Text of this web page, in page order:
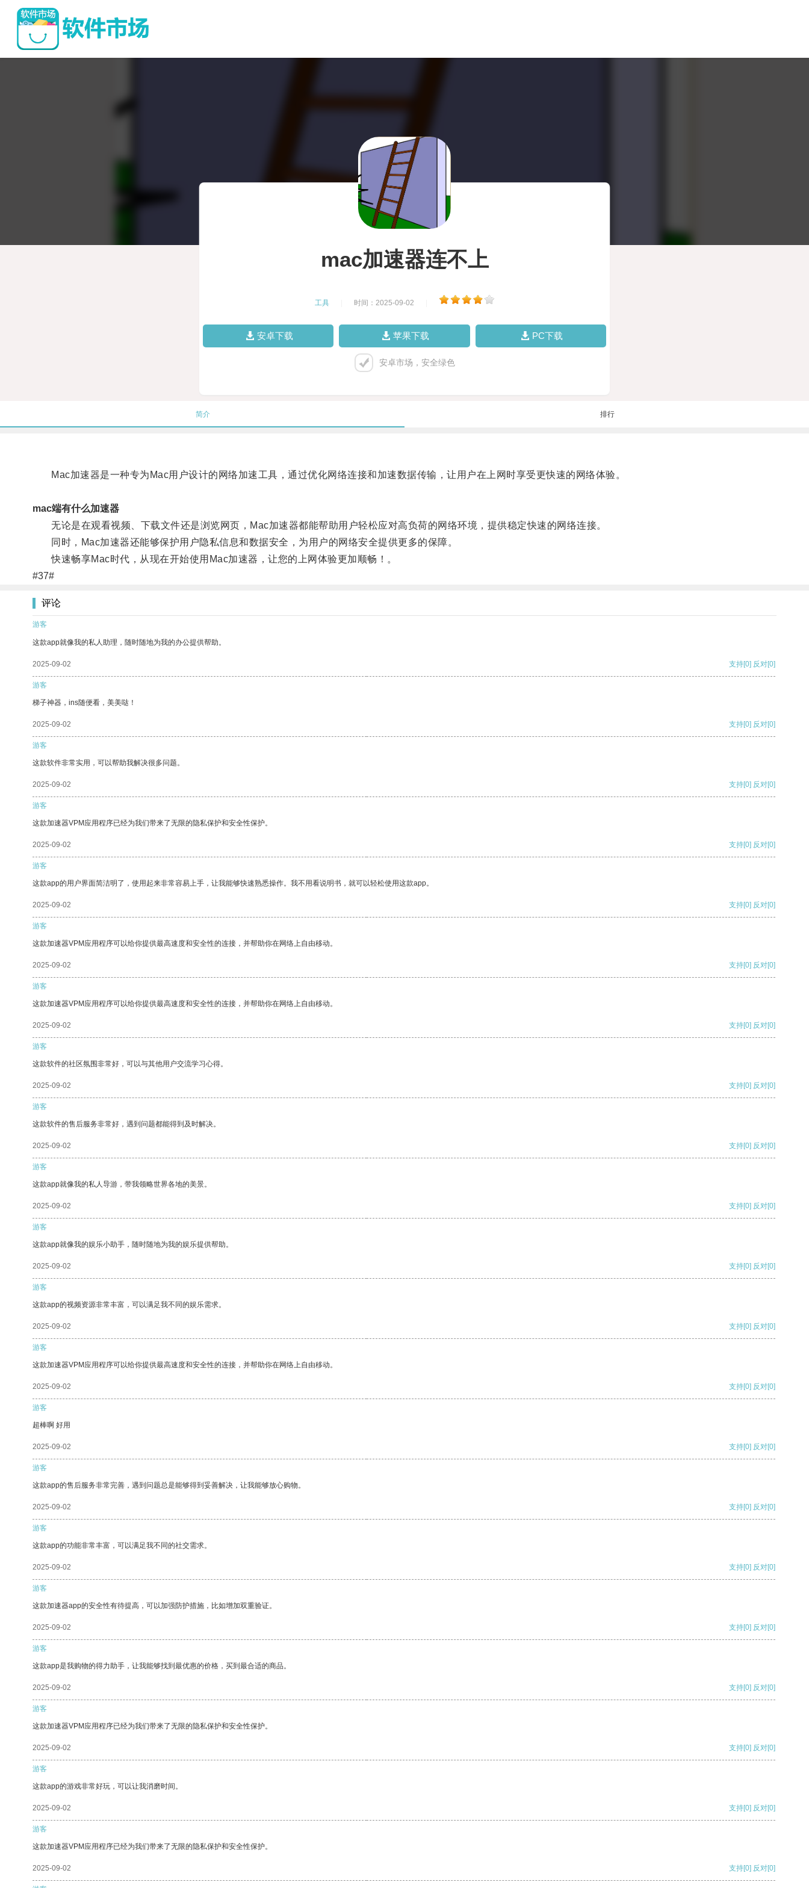
mac加速器连不上
工具 时间：2025-09-02
安卓下载 苹果下载 PC下载
安卓市场，安全绿色
简介 排行
Mac加速器是一种专为Mac用户设计的网络加速工具，通过优化网络连接和加速数据传输，让用户在上网时享受更快速的网络体验。
mac端有什么加速器
无论是在观看视频、下载文件还是浏览网页，Mac加速器都能帮助用户轻松应对高负荷的网络环境，提供稳定快速的网络连接。
同时，Mac加速器还能够保护用户隐私信息和数据安全，为用户的网络安全提供更多的保障。
快速畅享Mac时代，从现在开始使用Mac加速器，让您的上网体验更加顺畅！。
#37#
评论
游客
这款app就像我的私人助理，随时随地为我的办公提供帮助。
2025-09-02 支持[0] 反对[0]
游客
梯子神器，ins随便看，美美哒！
2025-09-02 支持[0] 反对[0]
游客
这款软件非常实用，可以帮助我解决很多问题。
2025-09-02 支持[0] 反对[0]
游客
这款加速器VPM应用程序已经为我们带来了无限的隐私保护和安全性保护。
2025-09-02 支持[0] 反对[0]
游客
这款app的用户界面简洁明了，使用起来非常容易上手，让我能够快速熟悉操作。我不用看说明书，就可以轻松使用这款app。
2025-09-02 支持[0] 反对[0]
游客
这款加速器VPM应用程序可以给你提供最高速度和安全性的连接，并帮助你在网络上自由移动。
2025-09-02 支持[0] 反对[0]
游客
这款加速器VPM应用程序可以给你提供最高速度和安全性的连接，并帮助你在网络上自由移动。
2025-09-02 支持[0] 反对[0]
游客
这款软件的社区氛围非常好，可以与其他用户交流学习心得。
2025-09-02 支持[0] 反对[0]
游客
这款软件的售后服务非常好，遇到问题都能得到及时解决。
2025-09-02 支持[0] 反对[0]
游客
这款app就像我的私人导游，带我领略世界各地的美景。
2025-09-02 支持[0] 反对[0]
游客
这款app就像我的娱乐小助手，随时随地为我的娱乐提供帮助。
2025-09-02 支持[0] 反对[0]
游客
这款app的视频资源非常丰富，可以满足我不同的娱乐需求。
2025-09-02 支持[0] 反对[0]
游客
这款加速器VPM应用程序可以给你提供最高速度和安全性的连接，并帮助你在网络上自由移动。
2025-09-02 支持[0] 反对[0]
游客
超棒啊 好用
2025-09-02 支持[0] 反对[0]
游客
这款app的售后服务非常完善，遇到问题总是能够得到妥善解决，让我能够放心购物。
2025-09-02 支持[0] 反对[0]
游客
这款app的功能非常丰富，可以满足我不同的社交需求。
2025-09-02 支持[0] 反对[0]
游客
这款加速器app的安全性有待提高，可以加强防护措施，比如增加双重验证。
2025-09-02 支持[0] 反对[0]
游客
这款app是我购物的得力助手，让我能够找到最优惠的价格，买到最合适的商品。
2025-09-02 支持[0] 反对[0]
游客
这款加速器VPM应用程序已经为我们带来了无限的隐私保护和安全性保护。
2025-09-02 支持[0] 反对[0]
游客
这款app的游戏非常好玩，可以让我消磨时间。
2025-09-02 支持[0] 反对[0]
游客
这款加速器VPM应用程序已经为我们带来了无限的隐私保护和安全性保护。
2025-09-02 支持[0] 反对[0]